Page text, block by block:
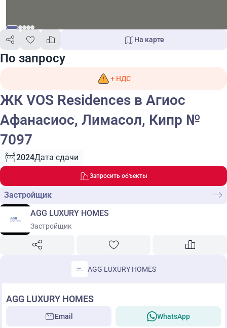
По запросу
На карте
+ НДС
ЖК VOS Residences в Агиос
Афанасиос, Лимасол, Кипр №
7097
2024Дата сдачи
Запросить объекты
Застройщик
AGG LUXURY HOMES
Застройщик
AGG LUXURY HOMES
AGG LUXURY HOMES
Email WhatsApp